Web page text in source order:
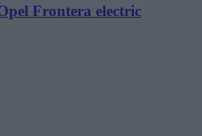
Frontera electric